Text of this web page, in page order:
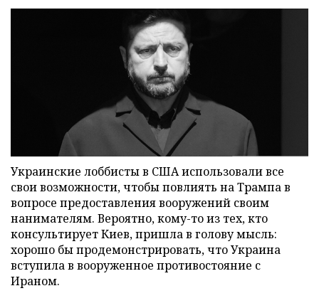
Украинские лоббисты в США использовали все
свои возможности, чтобы повлиять на Трампа в
вопросе предоставления вооружений своим
нанимателям. Вероятно, кому-то из тех, кто
консультирует Киев, пришла в голову мысль:
хорошо бы продемонстрировать, что Украина
вступила в вооруженное противостояние с
Ираном.